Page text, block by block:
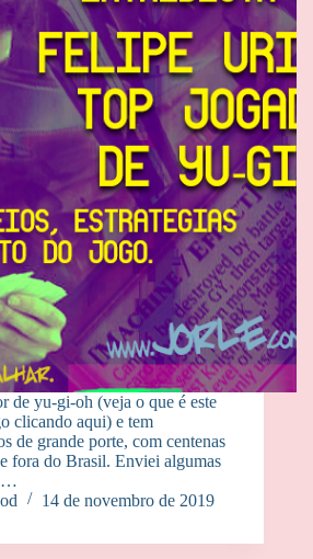
de yu-gi-oh (veja o que é este
clicando aqui) e tem
de grande porte, com centenas
fora do Brasil. Enviei algumas
14 de novembro de 2019